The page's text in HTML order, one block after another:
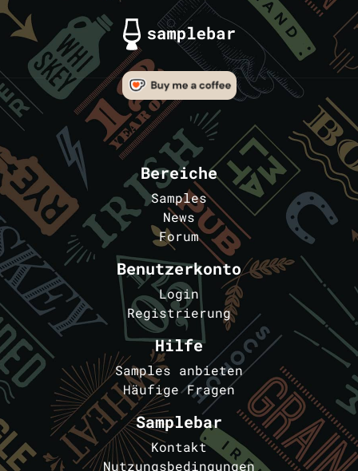
Bereiche
Samples
News
Forum
Benutzerkonto
Login
Registrierung
Hilfe
Samples anbieten
Häufige Fragen
Samplebar
Kontakt
Nutzungsbedingungen